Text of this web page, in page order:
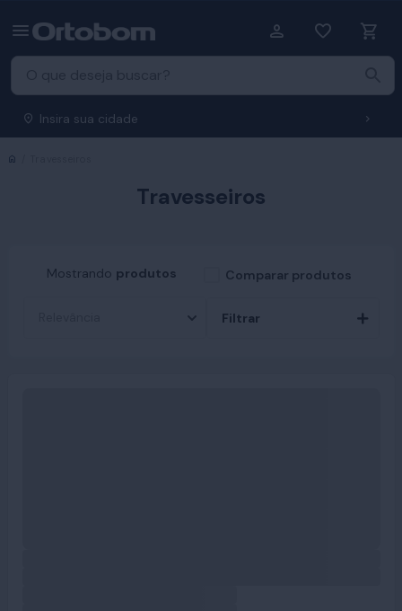
Insira sua cidade
Travesseiros
Mostrando produtos Comparar produtos
Filtrar